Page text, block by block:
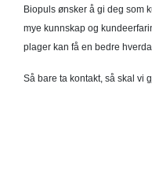
Biopuls ønsker å gi deg som
mye kunnskap og
plager kan få en bedre
Så bare ta kontakt, så skal vi